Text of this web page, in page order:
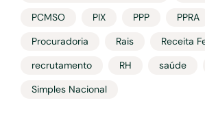
PCMSO
PIX PPP
PPRA
Procuradoria
Rais
Receita
recrutamento
RH saúde
Simples Nacional